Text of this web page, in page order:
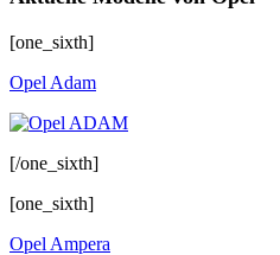
[one_sixth]
Opel Adam
[/one_sixth]
[one_sixth]
Opel Ampera